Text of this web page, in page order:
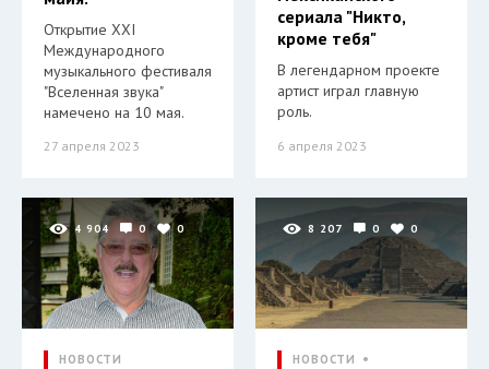
Открытие XXI
Международного
музыкального фестиваля
"Вселенная звука"
намечено на 10 мая.
27 апреля 2023
сериала "Никто,
кроме тебя"
В легендарном проекте
артист играл главную
роль.
6 апреля 2023
4 904 0 0
НОВОСТИ
8 207 0 0
НОВОСТИ